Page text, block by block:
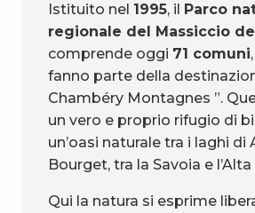
Istituito nel 1995, il Parco
regionale del Massiccio
comprende oggi 71 comuni
fanno parte della
Chambéry Montagnes ”.
un vero e proprio rifugio di
un’oasi naturale tra i laghi di
Bourget, tra la Savoia e l’Alta
Qui la natura si esprime